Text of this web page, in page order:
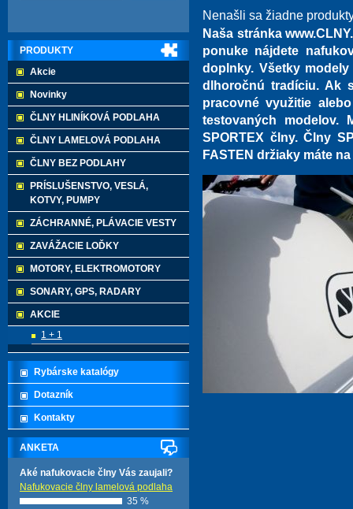
Nenašli sa žiadne
Naša stránka
ponuke nájdete
doplnky. Všetky
dlhoročnú tradíciu. Ak
pracovné využitie
testovaných modelov.
SPORTEX člny. Člny
FASTEN držiaky máte
PRODUKTY
Akcie
Novinky
ČLNY HLINÍKOVÁ PODLAHA
ČLNY LAMELOVÁ PODLAHA
ČLNY BEZ PODLAHY
PRÍSLUŠENSTVO, VESLÁ,
KOTVY, PUMPY
ZÁCHRANNÉ, PLÁVACIE VESTY
ZAVÁŽACIE LOĎKY
MOTORY, ELEKTROMOTORY
SONARY, GPS, RADARY
AKCIE
1 + 1
Rybárske katalógy
Dotazník
Kontakty
ANKETA
Aké nafukovacie člny Vás zaujali?
Nafukovacie člny lamelová podlaha
35 %